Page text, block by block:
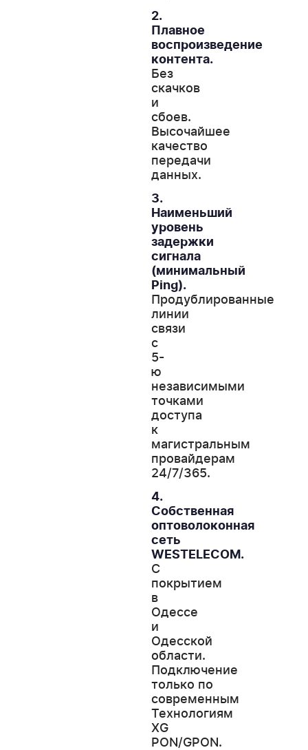
2.
Плавное
воспроизведение
контента.
Без
скачков
и
сбоев.
Высочайшее
качество
передачи
данных.
3.
Наименьший
уровень
задержки
сигнала
(минимальный
Ping).
Продублированные
линии
связи
с
5-
ю
независимыми
точками
доступа
к
магистральным
провайдерам
24/7/365.
4.
Собственная
оптоволоконная
сеть
WESTELECOM.
С
покрытием
в
Одессе
и
Одесской
области.
Подключение
только по
современным
Технологиям
XG
PON/GPON.